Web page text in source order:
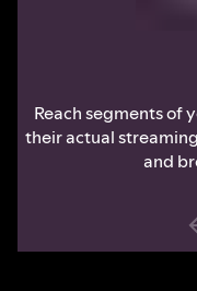
Reach segments of
their actual
and